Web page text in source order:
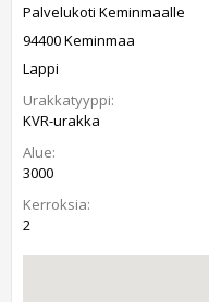
Palvelukoti Keminmaalle
94400 Keminmaa
Lappi
Urakkatyyppi:
KVR-urakka
Alue:
3000
Kerroksia:
2